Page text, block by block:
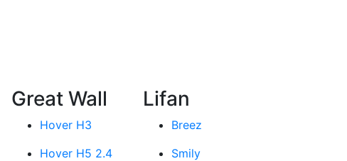
Great Wall
Hover H3
Hover H5 2.4
Lifan
Breez
Smily